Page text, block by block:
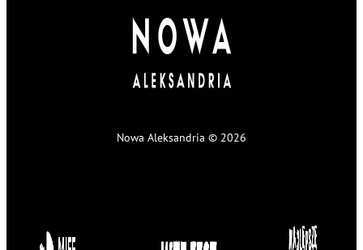
Nowa Aleksandria © 2026